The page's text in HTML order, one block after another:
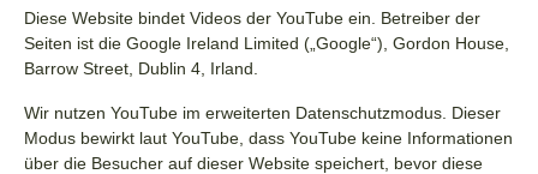
Diese Website bindet Videos der YouTube ein. Betreiber der
Seiten ist die Google Ireland Limited („Google“), Gordon House,
Barrow Street, Dublin 4, Irland.
Wir nutzen YouTube im erweiterten Datenschutzmodus. Dieser
Modus bewirkt laut YouTube, dass YouTube keine Informationen
über die Besucher auf dieser Website speichert, bevor diese